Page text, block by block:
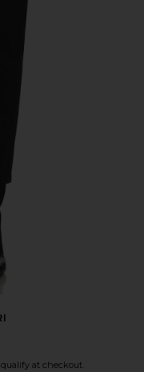
price:
qualify at checkout.